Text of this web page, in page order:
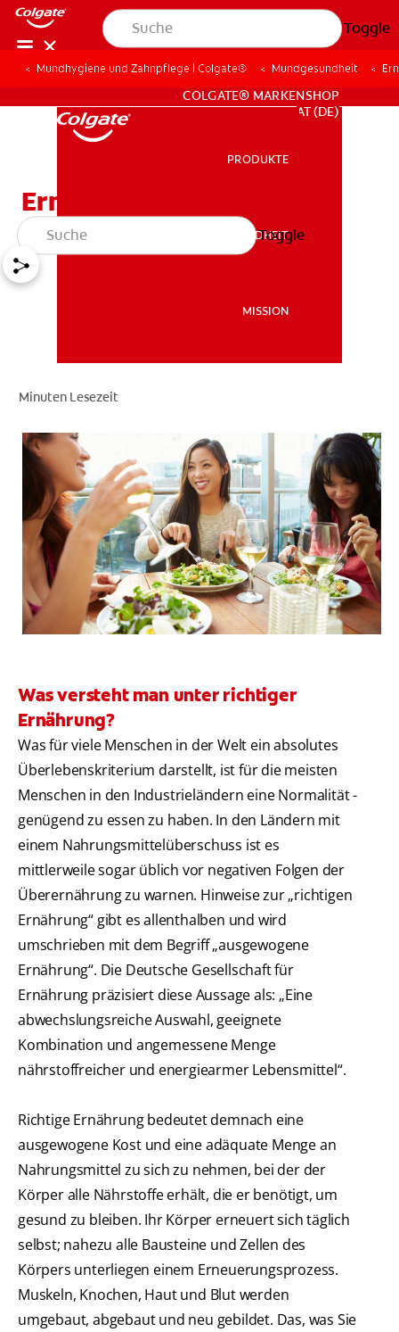
Toggle
MISSION
FÜR FACHKREISE
COLGATE® MARKENSHOP
AT (DE)
FÜR FACHKREISE
COLGATE® MARKENSHOP
AT (DE)
PRODUKTE
MUNDGESUNDHEIT
MISSION
Toggle
Mundhygiene und Zahnpflege | Colgate® Mundgesundheit
Ernährung
Minuten Lesezeit
Was versteht man unter richtiger
Ernährung?
Was für viele Menschen in der Welt ein absolutes
Überlebenskriterium darstellt, ist für die meisten
Menschen in den Industrieländern eine Normalität -
genügend zu essen zu haben. In den Ländern mit
einem Nahrungsmittelüberschuss ist es
mittlerweile sogar üblich vor negativen Folgen der
Überernährung zu warnen. Hinweise zur „richtigen
Ernährung“ gibt es allenthalben und wird
umschrieben mit dem Begriff „ausgewogene
Ernährung“. Die Deutsche Gesellschaft für
Ernährung präzisiert diese Aussage als: „Eine
abwechslungsreiche Auswahl, geeignete
Kombination und angemessene Menge
nährstoffreicher und energiearmer Lebensmittel“.
Richtige Ernährung bedeutet demnach eine
ausgewogene Kost und eine adäquate Menge an
Nahrungsmittel zu sich zu nehmen, bei der der
Körper alle Nährstoffe erhält, die er benötigt, um
gesund zu bleiben. Ihr Körper erneuert sich täglich
selbst; nahezu alle Bausteine und Zellen des
Körpers unterliegen einem Erneuerungsprozess.
Muskeln, Knochen, Haut und Blut werden
umgebaut, abgebaut und neu gebildet. Das, was Sie